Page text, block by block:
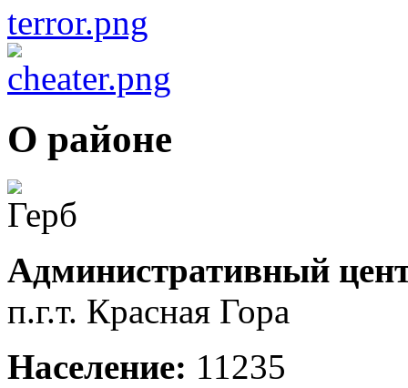
О районе
Административный
п.г.т. Красная Гора
Население: 11235